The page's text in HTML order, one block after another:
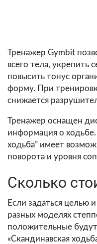
Тренажер Gymbit
всего тела, укрепить
повысить тонус
форму. При
снижается
Тренажер оснащен
информация о ходьбе.
ходьба” имеет
поворота и уровня
Сколько
Если задаться целью
разных моделях
положительные
«Скандинавская